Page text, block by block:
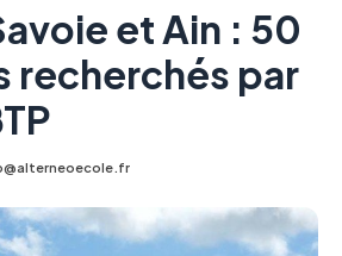
et Ain : 50
recherchés par